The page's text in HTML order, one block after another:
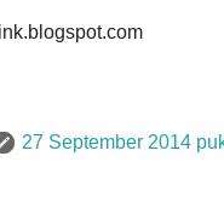
27 September 2014